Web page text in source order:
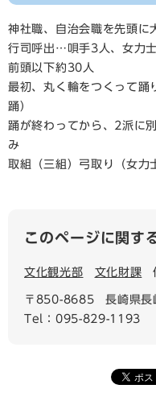
神社職、自治会職を先頭に
行司呼出…唄手3人、女力
前頭以下約30人
最初、丸く輪をつくって踊
踊）
踊が終わってから、2派に
み
取組（三組）弓取り（女力
このページに関す
文化観光部 文化財課
〒850-8685
長崎県長
Tel：095-829-1193